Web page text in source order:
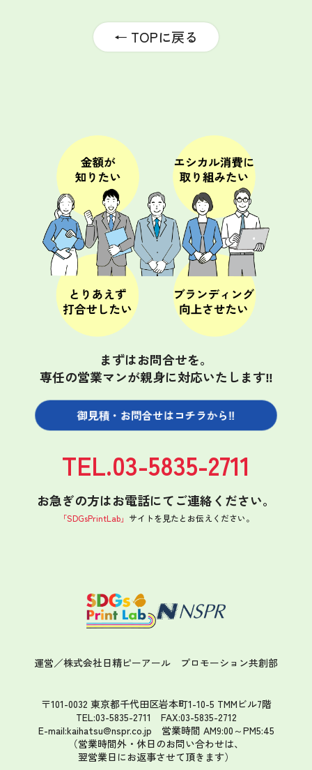
← TOPに戻る
まずはお問合せを。
専任の営業マンが親身に対応いたします‼
御見積・お問合せはコチラから‼
お急ぎの方はお電話にてご連絡ください。
TEL.03-5835-2711
「SDGsPrintLab」 サイトを見たと お伝えください。
運営／株式会社日精ピーアール プロモーション共創部
〒101-0032 東京都千代田区岩本町1-10-5 TMMビル7階
TEL:03-5835-2711 FAX:03-5835-2712
E-mail:kaihatsu@nspr.co.jp 営業時間 AM9:00～PM5:45
（営業時間外・休日のお問い合わせは、
翌営業日にお返事させて頂きます）